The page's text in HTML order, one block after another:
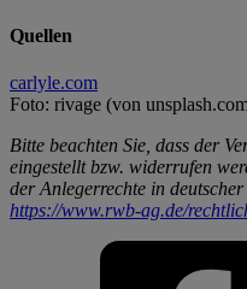
Quellen
carlyle.com
Foto: rivage (von
Bitte beachten Sie, dass der
eingestellt bzw. widerrufen
der Anlegerrechte in
https://www.rwb-ag.de/